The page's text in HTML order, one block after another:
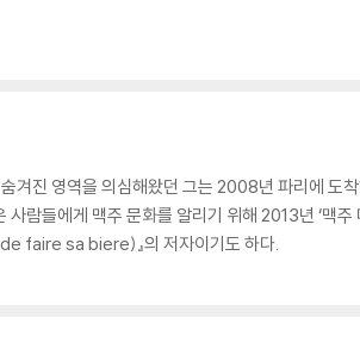
겨진 영역을 의심해왔던 그는 2008년 파리에 도
사람들에게 맥주 문화를 알리기 위해 2013년 ‘맥
faire sa biere)』의 저자이기도 하다.